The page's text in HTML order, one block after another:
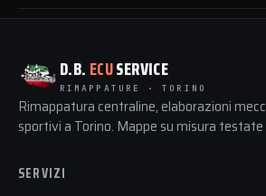
D.B. ECUSERVICE
RIMAPPATURE · TORINO
Rimappatura centraline, elaborazioni
sportivi a Torino. Mappe su misura testate
SERVIZI